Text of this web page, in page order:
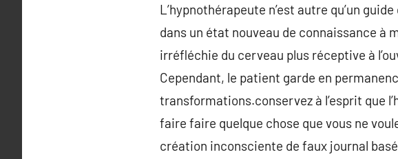
L’hypnothérapeute n’est autre qu’un
dans un état nouveau de connaissance à
irréfléchie du cerveau plus réceptive à
Cependant, le patient garde en
transformations.conservez à l’esprit que
faire faire quelque chose que vous ne
création inconsciente de faux journal